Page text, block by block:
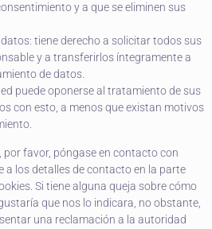
y a que se eliminen sus
tiene derecho a solicitar todos sus
y a transferirlos íntegramente a
de datos.
puede oponerse al tratamiento de sus
con esto, a menos que existan motivos
por favor, póngase en contacto con
a los detalles de contacto en la parte
Si tiene alguna queja sobre cómo
que nos lo indicara, no obstante,
una reclamación a la autoridad